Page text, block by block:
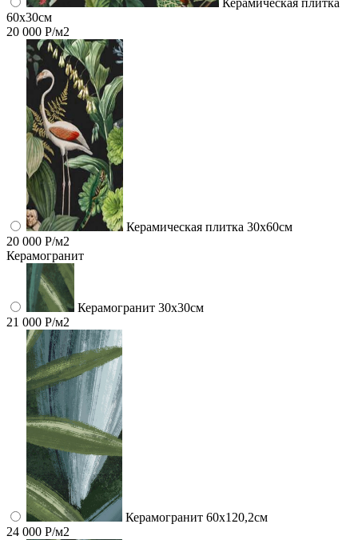
60x30см
20 000 Р/м2
Керамическая плитка 30x60см
20 000 Р/м2
Керамогранит
Керамогранит 30х30см
21 000 Р/м2
Керамогранит 60x120,2см
24 000 Р/м2